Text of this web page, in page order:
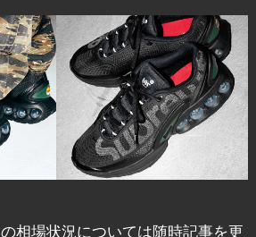
相場状況については随時記事を更